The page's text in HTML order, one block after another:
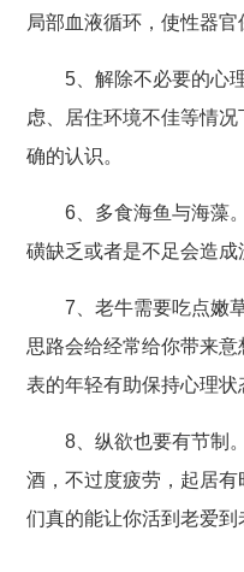
局部血液循环，使性器官
5、解除不必要的心
虑、居住环境不佳等情
确的认识。
6、多食海鱼与海藻
磺缺乏或者是不足会造
7、老牛需要吃点嫩
思路会给经常给你带来
表的年轻有助保持心理
8、纵欲也要有节制
酒，不过度疲劳，起居
们真的能让你活到老爱到